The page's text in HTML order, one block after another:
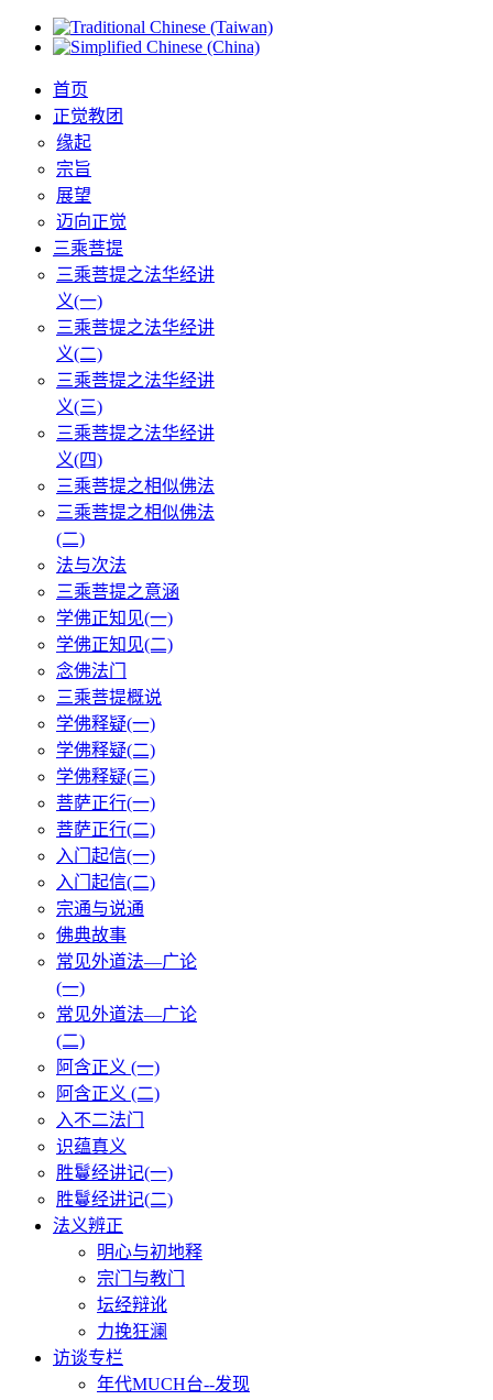
首页
正觉教团
缘起
宗旨
展望
迈向正觉
三乘菩提
三乘菩提之法华经讲
义(一)
三乘菩提之法华经讲
义(二)
三乘菩提之法华经讲
义(三)
三乘菩提之法华经讲
义(四)
三乘菩提之相似佛法
三乘菩提之相似佛法
(二)
法与次法
三乘菩提之意涵
学佛正知见(一)
学佛正知见(二)
念佛法门
三乘菩提概说
学佛释疑(一)
学佛释疑(二)
学佛释疑(三)
菩萨正行(一)
菩萨正行(二)
入门起信(一)
入门起信(二)
宗通与说通
佛典故事
常见外道法—广论
(一)
常见外道法—广论
(二)
阿含正义 (一)
阿含正义 (二)
入不二法门
识蕴真义
胜鬘经讲记(一)
胜鬘经讲记(二)
法义辨正
明心与初地释
宗门与教门
坛经辩讹
力挽狂澜
访谈专栏
年代MUCH台--发现